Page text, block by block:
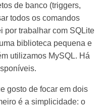
de banco (triggers,
todos os comandos
por trabalhar com SQLite
biblioteca pequena e
utilizamos MySQL. Há
gosto de focar em dois
é a simplicidade: o